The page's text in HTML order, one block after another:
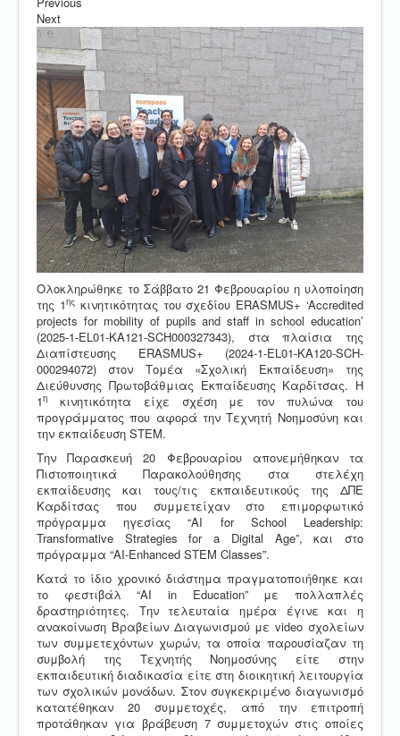
Next
Ολοκληρώθηκε το Σάββατο 21 Φεβρουαρίου η υλοποίηση
της 1ηςκινητικότητας του σχεδίου ERASMUS+ ‘Accredited
projects for mobility of pupils and staff in school education’
(2025-1-EL01-KA121-SCH000327343), στα πλαίσια της
Διαπίστευσης ERASMUS+ (2024-1-EL01-KA120-SCH-
000294072) στον Τομέα «Σχολική Εκπαίδευση» της
Διεύθυνσης Πρωτοβάθμιας Εκπαίδευσης Καρδίτσας. Η
1η
κινητικότητα είχε σχέση με τον πυλώνα του
προγράμματος που αφορά την Τεχνητή Νοημοσύνη και
την εκπαίδευση SΤΕΜ.
Την Παρασκευή 20 Φεβρουαρίου απονεμήθηκαν τα
Πιστοποιητικά Παρακολούθησης στα στελέχη
εκπαίδευσης και τους/τις εκπαιδευτικούς της ΔΠΕ
Καρδίτσας που συμμετείχαν στο επιμορφωτικό
πρόγραμμα ηγεσίας “AI for School Leadership:
Transformative Strategies for a Digital Age”, και στο
πρόγραμμα “AI-Enhanced STEM Classes”.
Κατά το ίδιο χρονικό διάστημα πραγματοποιήθηκε και
το φεστιβάλ “AI in Education” με πολλαπλές
δραστηριότητες. Την τελευταία ημέρα έγινε και η
ανακοίνωση Βραβείων Διαγωνισμού με video σχολείων
των συμμετεχόντων χωρών, τα οποία παρουσίαζαν τη
συμβολή της Τεχνητής Νοημοσύνης είτε στην
εκπαιδευτική διαδικασία είτε στη διοικητική λειτουργία
των σχολικών μονάδων. Στον συγκεκριμένο διαγωνισμό
κατατέθηκαν 20 συμμετοχές, από την επιτροπή
προτάθηκαν για βράβευση 7 συμμετοχών στις οποίες